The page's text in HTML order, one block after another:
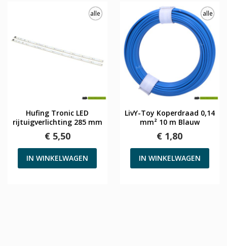
alle
Hufing Tronic LED
rijtuigverlichting 285 mm
€ 5,50
IN WINKELWAGEN
alle
LivY-Toy Koperdraad 0,14
mm² 10 m Blauw
€ 1,80
IN WINKELWAGEN